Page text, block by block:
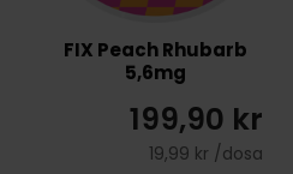
FIX Peach Rhubarb
5,6mg
199,90 kr
19,99 kr /dosa